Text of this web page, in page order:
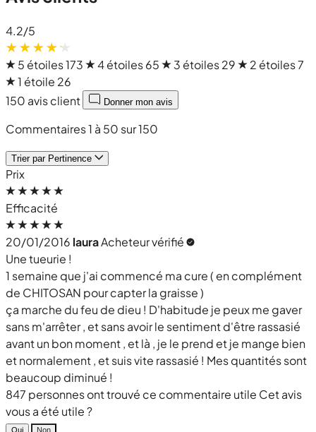
4.2/5
5 étoiles173 4 étoiles65 3 étoiles29 2 étoiles7
1 étoile 26
150 avis client
Donner mon avis
Commentaires 1 à 50 sur 150
Trier par Pertinence
Prix
Efficacité
20/01/2016 lauraAcheteur vérifié
Une tueurie !
1 semaine que j'ai commencé ma cure ( en complément
de CHITOSAN pour capter la graisse )
ça marche du feu de dieu ! D'habitude je peux me gaver
sans m'arrêter , et sans avoir le sentiment d'être rassasié
avant un bon moment , et là , je le prend et je mange bien
et normalement , et suis vite rassasié ! Mes quantités sont
beaucoup diminué !
847 personnes ont trouvé ce commentaire utile Cet avis
vous a été utile ?
Oui Non